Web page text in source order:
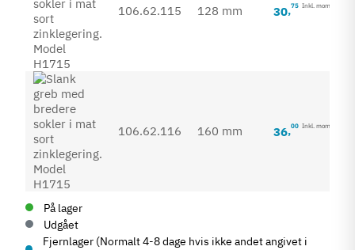
106.62.115 128 mm 30,75 Inkl. moms
106.62.116 160 mm 36,00 Inkl. moms
På lager
Udgået
Fjernlager (Normalt 4-8 dage hvis ikke andet angivet i